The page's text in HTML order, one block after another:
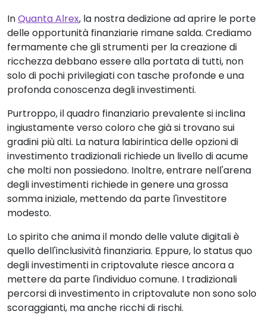
InQuanta Alrex, la nostra dedizione ad aprire le porte
delle opportunità finanziarie rimane salda. Crediamo
fermamente che gli strumenti per la creazione di
ricchezza debbano essere alla portata di tutti, non
solo di pochi privilegiati con tasche profonde e una
profonda conoscenza degli investimenti.
Purtroppo, il quadro finanziario prevalente si inclina
ingiustamente verso coloro che già si trovano sui
gradini più alti. La natura labirintica delle opzioni di
investimento tradizionali richiede un livello di acume
che molti non possiedono. Inoltre, entrare nell'arena
degli investimenti richiede in genere una grossa
somma iniziale, mettendo da parte l'investitore
modesto.
Lo spirito che anima il mondo delle valute digitali è
quello dell'inclusività finanziaria. Eppure, lo status quo
degli investimenti in criptovalute riesce ancora a
mettere da parte l'individuo comune. I tradizionali
percorsi di investimento in criptovalute non sono solo
scoraggianti, ma anche ricchi di rischi.